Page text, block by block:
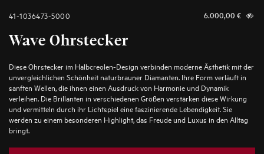
41-1036473-5000 6.000,00 €
Wave Ohrstecker
Diese Ohrstecker im Halbcreolen-Design verbinden moderne Ästhetik mit der
unvergleichlichen Schönheit naturbrauner Diamanten. Ihre Form verläuft in
sanften Wellen, die ihnen einen Ausdruck von Harmonie und Dynamik
verleihen. Die Brillanten in verschiedenen Größen verstärken diese Wirkung
und vermitteln durch ihr Lichtspiel eine faszinierende Lebendigkeit. Sie
werden zu einem besonderen Highlight, das Freude und Luxus in den Alltag
bringt.